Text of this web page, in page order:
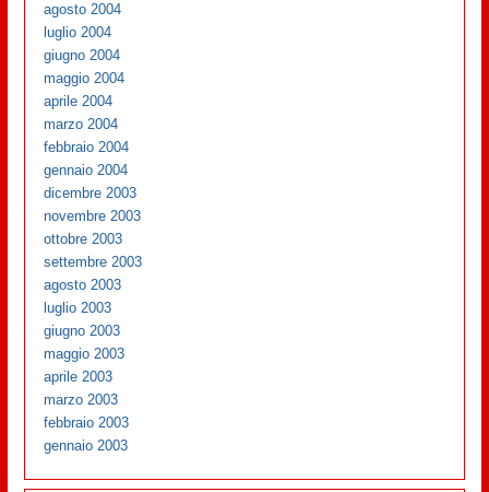
agosto 2004
luglio 2004
giugno 2004
maggio 2004
aprile 2004
marzo 2004
febbraio 2004
gennaio 2004
dicembre 2003
novembre 2003
ottobre 2003
settembre 2003
agosto 2003
luglio 2003
giugno 2003
maggio 2003
aprile 2003
marzo 2003
febbraio 2003
gennaio 2003